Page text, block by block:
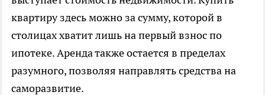
квартиру здесь можно за сумму, которой в
столицах хватит лишь на первый взнос по
ипотеке. Аренда также остается в пределах
разумного, позволяя направлять средства на
саморазвитие.